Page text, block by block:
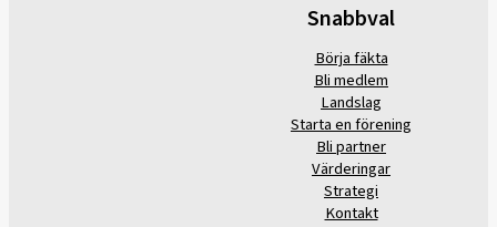
Snabbval
Börja fäkta
Bli medlem
Landslag
Starta en förening
Bli partner
Värderingar
Strategi
Kontakt